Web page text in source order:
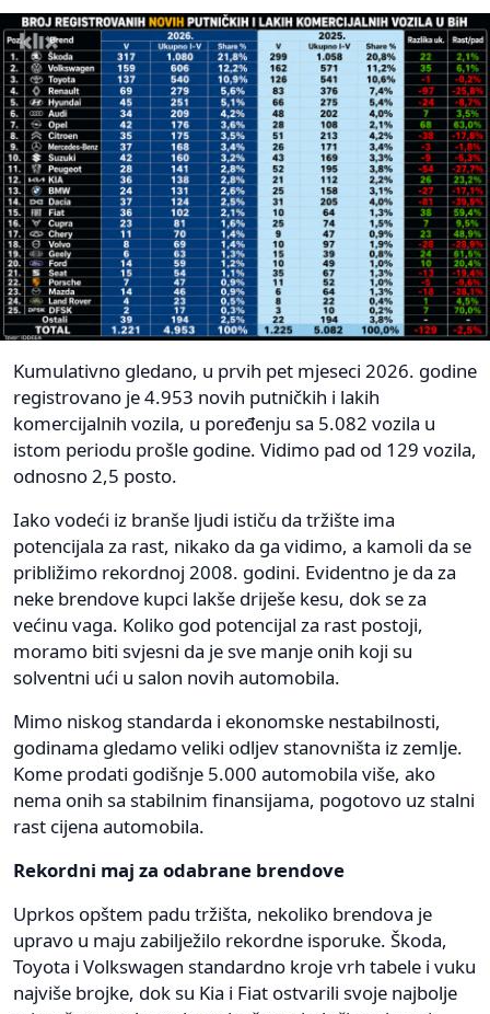
Kumulativno gledano, u prvih pet mjeseci 2026. godine
registrovano je 4.953 novih putničkih i lakih
komercijalnih vozila, u poređenju sa 5.082 vozila u
istom periodu prošle godine. Vidimo pad od 129 vozila,
odnosno 2,5 posto.
Iako vodeći iz branše ljudi ističu da tržište ima
potencijala za rast, nikako da ga vidimo, a kamoli da se
približimo rekordnoj 2008. godini. Evidentno je da za
neke brendove kupci lakše driješe kesu, dok se za
većinu vaga. Koliko god potencijal za rast postoji,
moramo biti svjesni da je sve manje onih koji su
solventni ući u salon novih automobila.
Mimo niskog standarda i ekonomske nestabilnosti,
godinama gledamo veliki odljev stanovništa iz zemlje.
Kome prodati godišnje 5.000 automobila više, ako
nema onih sa stabilnim finansijama, pogotovo uz stalni
rast cijena automobila.
Rekordni maj za odabrane brendove
Uprkos opštem padu tržišta, nekoliko brendova je
upravo u maju zabilježilo rekordne isporuke. Škoda,
Toyota i Volkswagen standardno kroje vrh tabele i vuku
najviše brojke, dok su Kia i Fiat ostvarili svoje najbolje